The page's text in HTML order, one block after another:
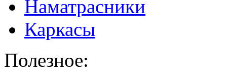
Наматрасники
Каркасы
Полезное: